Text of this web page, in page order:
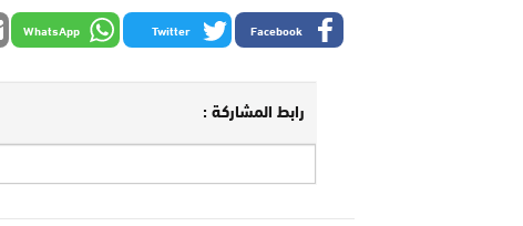
Facebook
Twitter
WhatsApp
رابط المشاركة :